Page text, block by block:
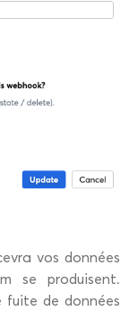
vos données
se produisent.
de données